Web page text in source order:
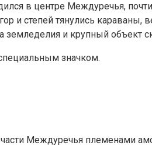
в центре Междуречья,
и степей тянулись
и крупный объект
значком.
Междуречья племенами